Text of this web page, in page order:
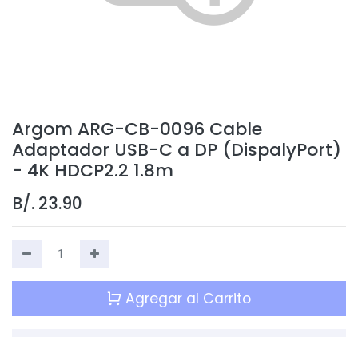
Argom ARG-CB-0096 Cable
Adaptador USB-C a DP (DispalyPort)
- 4K HDCP2.2 1.8m
B/. 23.90
Agregar al Carrito